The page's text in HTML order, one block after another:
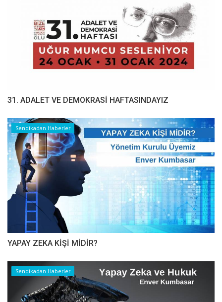
31. ADALET VE DEMOKRASİ HAFTASINDAYIZ
Sendikadan Haberler
YAPAY ZEKA KİŞİ MİDİR?
Sendikadan Haberler